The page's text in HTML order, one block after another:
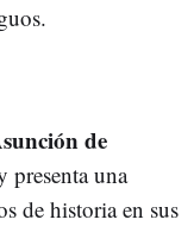
de
presenta una
de historia en sus